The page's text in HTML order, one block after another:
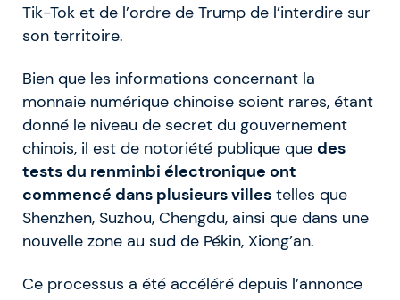
Tik-Tok et de l’ordre de Trump de l’interdire sur
son territoire.
Bien que les informations concernant la
monnaie numérique chinoise soient rares, étant
donné le niveau de secret du gouvernement
chinois, il est de notoriété publique que des
tests du renminbi électronique ont
commencé dans plusieurs villes telles que
Shenzhen, Suzhou, Chengdu, ainsi que dans une
nouvelle zone au sud de Pékin, Xiong’an.
Ce processus a été accéléré depuis l’annonce